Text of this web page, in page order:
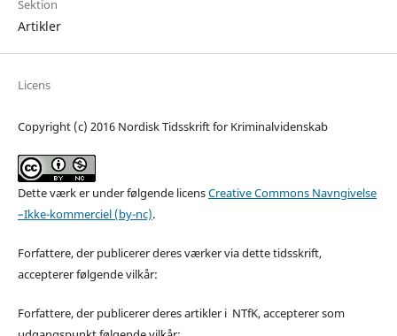
Sektion
Artikler
Licens
Copyright (c) 2016 Nordisk Tidsskrift for Kriminalvidenskab
Dette værk er under følgende licensCreative Commons Navngivelse
–Ikke-kommerciel (by-nc).
Forfattere, der publicerer deres værker via dette tidsskrift,
accepterer følgende vilkår:
Forfattere, der publicerer deres artikler i NTfK, accepterer som